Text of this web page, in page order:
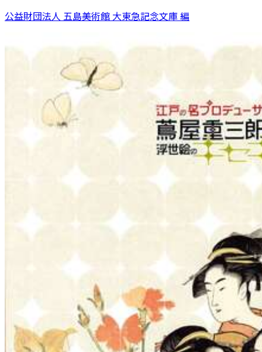
公益財団法人 五島美術館 大東急記念文庫 編